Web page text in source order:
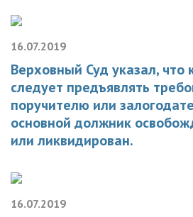
16.07.2019
Верховный Суд указал, что
следует предъявлять
поручителю или
основной должник
или ликвидирован.
16.07.2019